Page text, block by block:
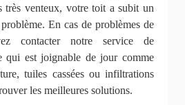
très venteux, votre toit a subit un
En cas de problèmes de
contacter notre service de
qui est joignable de jour comme
tuiles cassées ou infiltrations
les meilleures solutions.